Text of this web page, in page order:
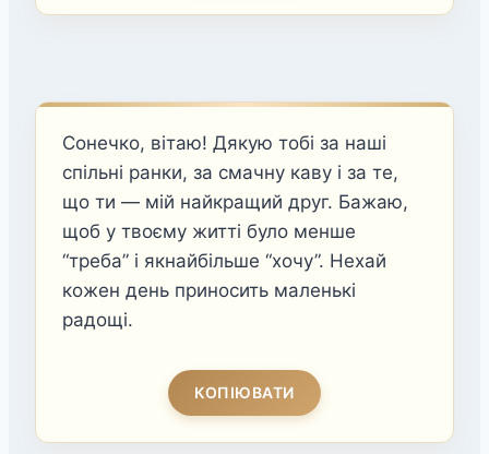
Сонечко, вітаю! Дякую тобі за наші
спільні ранки, за смачну каву і за те,
що ти — мій найкращий друг. Бажаю,
щоб у твоєму житті було менше
“треба” і якнайбільше “хочу”. Нехай
кожен день приносить маленькі
радощі.
КОПІЮВАТИ